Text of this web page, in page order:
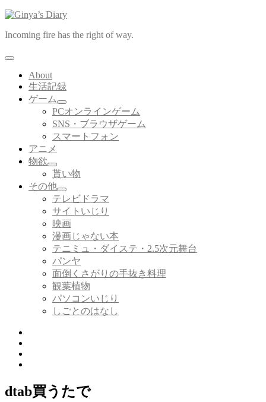
コ
テ
Incoming fire has the right of way.
About
生活記録
ゲーム
サ
ブ
メ
ニ
を
開
PCオンラインゲーム
SNS・ブラウザゲーム
スマートフォン
アニメ
物欲
サ
ブ
メ
ニ
ュ
ー
を
展
開
貰い物
その他
サ
ブ
メ
ニ
ュ
ー
を
展
開
テレビドラマ
サイトいじり
映画
漫画じゃない本
テニミュ・ダイステ・2.5次元舞台
パンヤ
面倒くさがりの手抜き料理
観葉植物
パソコンいじり
しごとのはなし
dtab買うたで